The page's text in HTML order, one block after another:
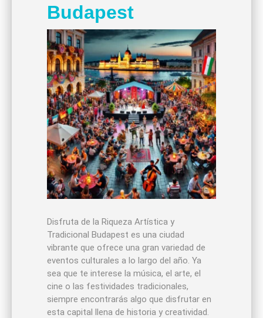
Budapest
Disfruta de la Riqueza Artística y
Tradicional Budapest es una ciudad
vibrante que ofrece una gran variedad de
eventos culturales a lo largo del año. Ya
sea que te interese la música, el arte, el
cine o las festividades tradicionales,
siempre encontrarás algo que disfrutar en
esta capital llena de historia y creatividad.